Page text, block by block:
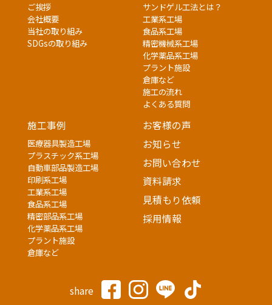
ご挨拶
会社概要
当社の取り組み
SDGsの取り組み
サンドゲル工法とは？
工業系工場
食品系工場
精密機械系工場
化学薬品系工場
プラント施設
倉庫など
施工の流れ
よくある質問
施工事例
医療器具製造工場
プラスチック系工場
自動車部品製造工場
印刷系工場
工業系工場
食品系工場
精密部品系工場
化学薬品系工場
プラント施設
倉庫など
お客様の声
お知らせ
お問い合わせ
資料請求
見積もり依頼
採用情報
share